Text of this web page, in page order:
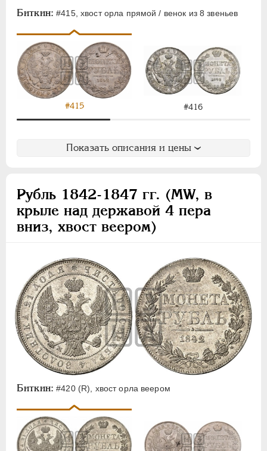
Биткин: #415, хвост орла прямой / венок из 8 звеньев
#415 #416
Показать описания и цены
Рубль 1842-1847 гг. (MW, в
крыле над державой 4 пера
вниз, хвост веером)
Биткин: #420 (R), хвост орла веером